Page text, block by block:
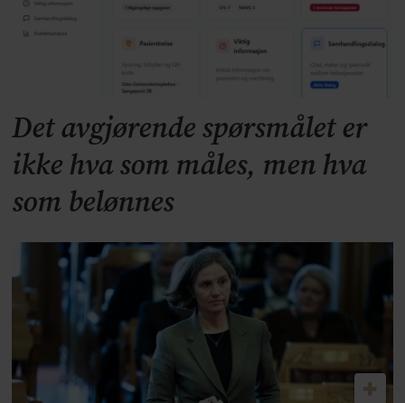
Det avgjørende spørsmålet er
ikke hva som måles, men hva
som belønnes